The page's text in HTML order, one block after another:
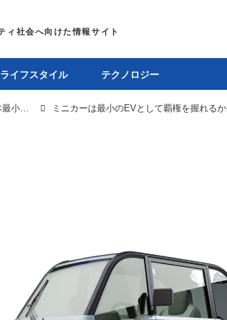
ライフスタイル テクノロジー
3輪・4輪版の原付とも言われる「ミニカー」とは？日本最小の自動車区分を徹底解説！ ミニカーは最小のEVとして覇権を握れるか